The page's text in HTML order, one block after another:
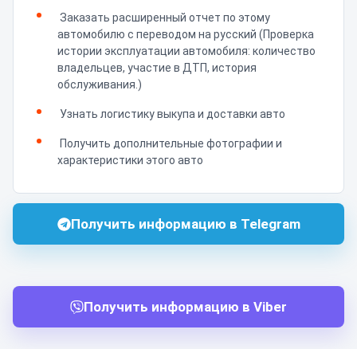
Заказать расширенный отчет по этому
автомобилю с переводом на русский (Проверка
истории эксплуатации автомобиля: количество
владельцев, участие в ДТП, история
обслуживания.)
Узнать логистику выкупа и доставки авто
Получить дополнительные фотографии и
характеристики этого авто
Получить информацию в Telegram
Получить информацию в Viber